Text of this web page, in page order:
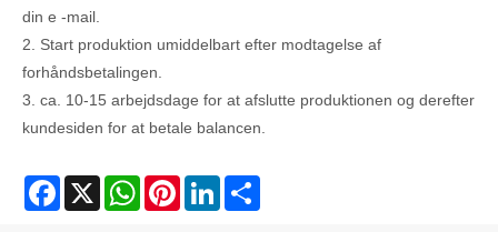
din e -mail.
2. Start produktion umiddelbart efter modtagelse af
forhåndsbetalingen.
3. ca. 10-15 arbejdsdage for at afslutte produktionen og derefter
kundesiden for at betale balancen.
Facebook
X WhatsAppPinterestLinkedIn